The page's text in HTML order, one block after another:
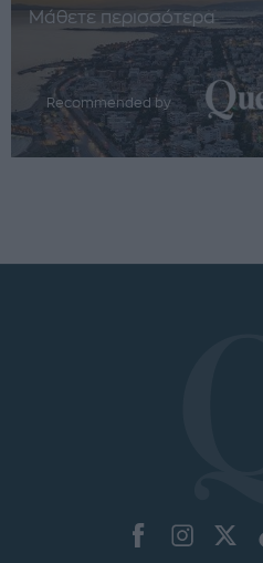
Μάθετε περισσότερα
Recommended by